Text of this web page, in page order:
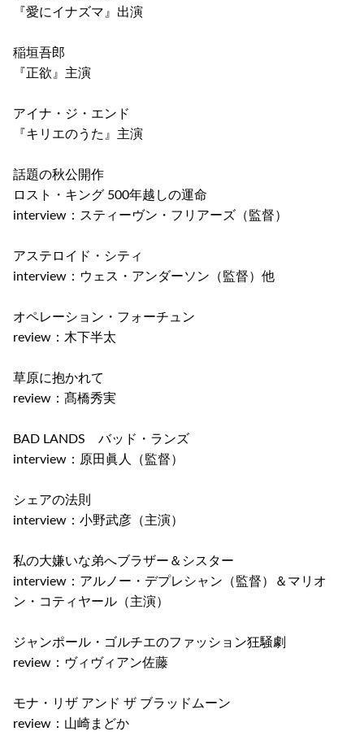
『愛にイナズマ』出演
稲垣吾郎
『正欲』主演
アイナ・ジ・エンド
『キリエのうた』主演
話題の秋公開作
ロスト・キング 500年越しの運命
interview：スティーヴン・フリアーズ（監督）
アステロイド・シティ
interview：ウェス・アンダーソン（監督）他
オペレーション・フォーチュン
review：木下半太
草原に抱かれて
review：髙橋秀実
BAD LANDS バッド・ランズ
interview：原田眞人（監督）
シェアの法則
interview：小野武彦（主演）
私の大嫌いな弟へブラザー＆シスター
interview：アルノー・デプレシャン（監督）＆マリオ
ン・コティヤール（主演）
ジャンポール・ゴルチエのファッション狂騒劇
review：ヴィヴィアン佐藤
モナ・リザ アンド ザ ブラッドムーン
review：山崎まどか